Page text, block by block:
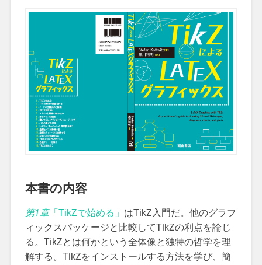
本書の内容
第1章「TikZで始める」 はTikZ入門だ。他のグラフ
ィックスパッケージと比較してTikZの利点を論じ
る。TikZとは何かという全体像と独特の哲学を理
解する。TikZをインストールする方法を学び、簡